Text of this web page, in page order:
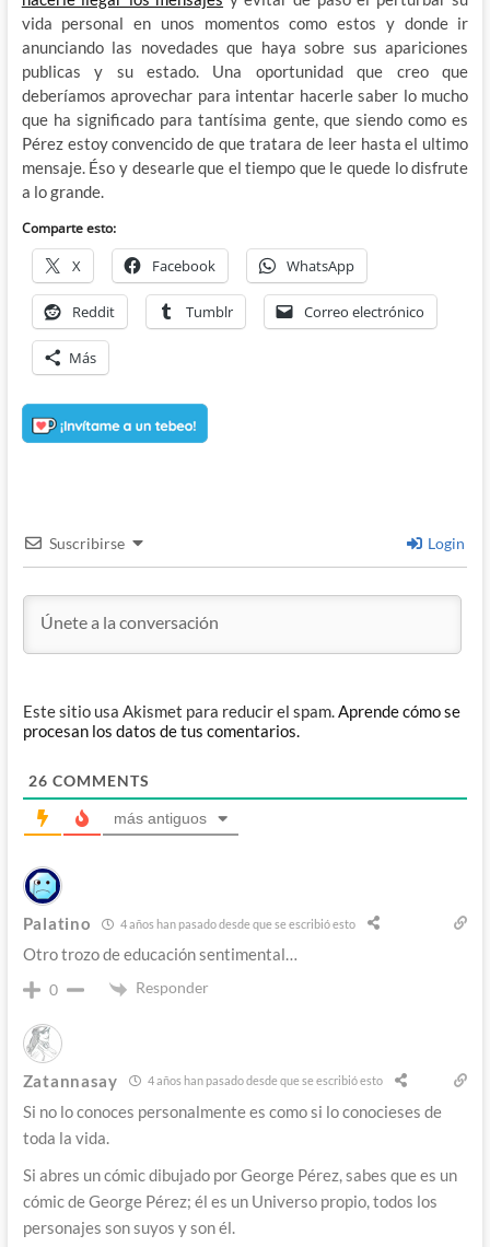
vida personal en unos momentos como estos y donde ir
anunciando las novedades que haya sobre sus apariciones
publicas y su estado. Una oportunidad que creo que
deberíamos aprovechar para intentar hacerle saber lo mucho
que ha significado para tantísima gente, que siendo como es
Pérez estoy convencido de que tratara de leer hasta el ultimo
mensaje. Éso y desearle que el tiempo que le quede lo disfrute
a lo grande.
Comparte esto:
X Facebook WhatsApp
Reddit Tumblr Correo electrónico
Más
Suscribirse Login
Este sitio usa Akismet para reducir el spam.Aprende cómo se
procesan los datos de tus comentarios.
26 COMMENTS
más antiguos
Palatino 4 años han pasado desde que se escribió esto
Otro trozo de educación sentimental…
0 Responder
Zatannasay 4 años han pasado desde que se escribió esto
Si no lo conoces personalmente es como si lo conocieses de
toda la vida.
Si abres un cómic dibujado por George Pérez, sabes que es un
cómic de George Pérez; él es un Universo propio, todos los
personajes son suyos y son él.